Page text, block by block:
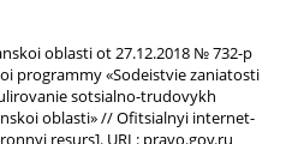
oblasti ot 27.12.2018 № 732-p
programmy «Sodeistvie zaniatosti
sotsialno-trudovykh
oblasti» // Ofitsialnyi internet-
resurs]. URL: pravo.gov.ru